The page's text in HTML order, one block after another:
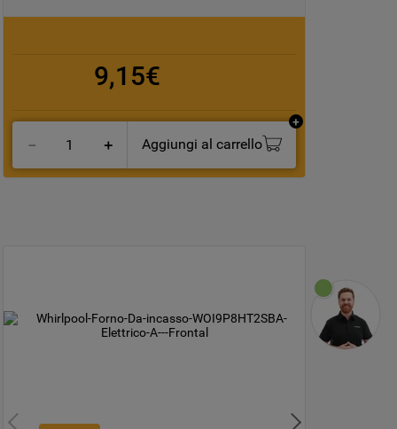
9,15€
＋
－ Aggiungi al carrello